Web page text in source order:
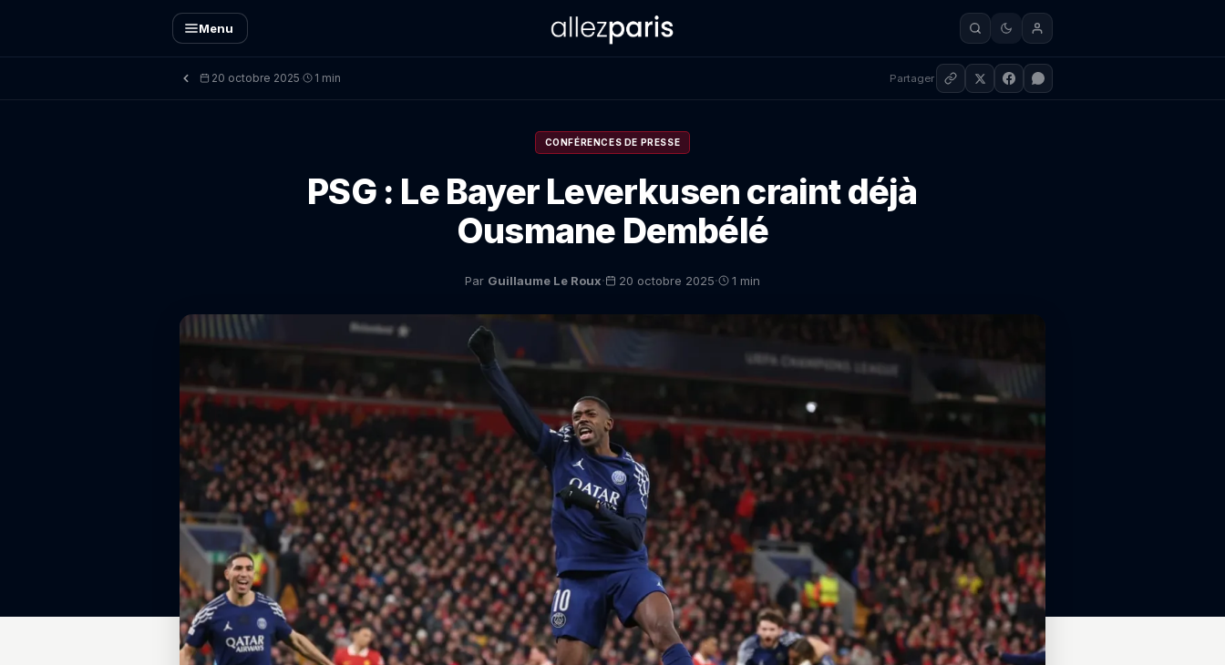
Menu
20 octobre 2025· 1 min Partager
CONFÉRENCES DE PRESSE
PSG : Le Bayer Leverkusen craint déjà
Ousmane Dembélé
Par Guillaume Le Roux· 20 octobre 2025· 1 min